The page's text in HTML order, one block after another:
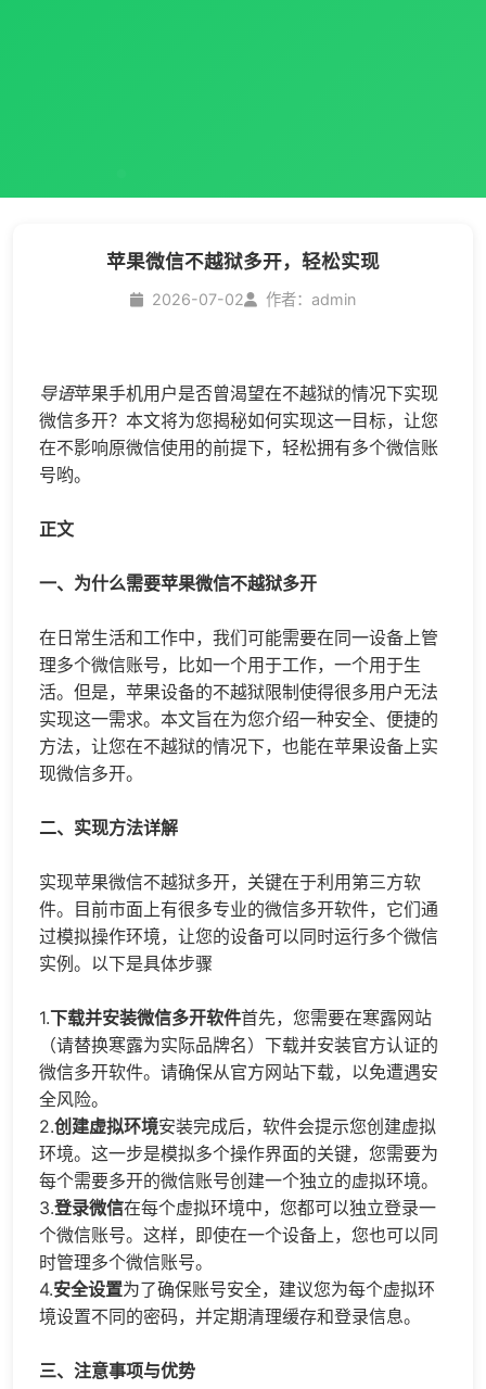
苹果微信不越狱多开，轻松实现
2026-07-02 作者：admin
导语苹果手机用户是否曾渴望在不越狱的情况下实现
微信多开？本文将为您揭秘如何实现这一目标，让您
在不影响原微信使用的前提下，轻松拥有多个微信账
号哟。
正文
一、为什么需要苹果微信不越狱多开
在日常生活和工作中，我们可能需要在同一设备上管
理多个微信账号，比如一个用于工作，一个用于生
活。但是，苹果设备的不越狱限制使得很多用户无法
实现这一需求。本文旨在为您介绍一种安全、便捷的
方法，让您在不越狱的情况下，也能在苹果设备上实
现微信多开。
二、实现方法详解
实现苹果微信不越狱多开，关键在于利用第三方软
件。目前市面上有很多专业的微信多开软件，它们通
过模拟操作环境，让您的设备可以同时运行多个微信
实例。以下是具体步骤
1.下载并安装微信多开软件首先，您需要在寒露网站
（请替换寒露为实际品牌名）下载并安装官方认证的
微信多开软件。请确保从官方网站下载，以免遭遇安
全风险。
2.创建虚拟环境安装完成后，软件会提示您创建虚拟
环境。这一步是模拟多个操作界面的关键，您需要为
每个需要多开的微信账号创建一个独立的虚拟环境。
3.登录微信在每个虚拟环境中，您都可以独立登录一
个微信账号。这样，即使在一个设备上，您也可以同
时管理多个微信账号。
4.安全设置为了确保账号安全，建议您为每个虚拟环
境设置不同的密码，并定期清理缓存和登录信息。
三、注意事项与优势